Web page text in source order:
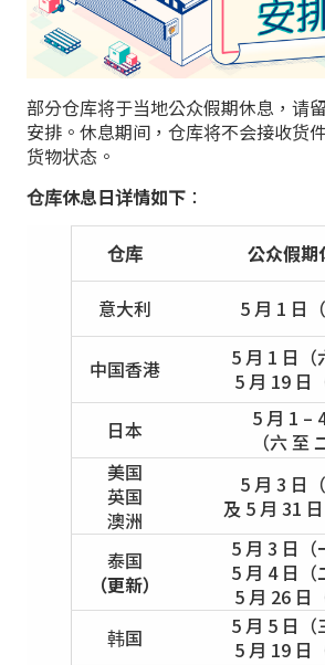
部分仓库将于当地公众假期休息，请
安排。休息期间，仓库将不会接收货
货物状态。
仓库休息日详情如下 ：
仓库 公众假期
意大利 5 月 1 日（
中国香港
5 月 1 日（
5 月 19 日
日本
5 月 1 –
（六 至
美国
英国
澳洲
5 月 3 日（
及 5 月 31 日
泰国
（更新）
5 月 3 日（
5 月 4 日（
5 月 26 日
韩国
5 月 5 日（
5 月 19 日